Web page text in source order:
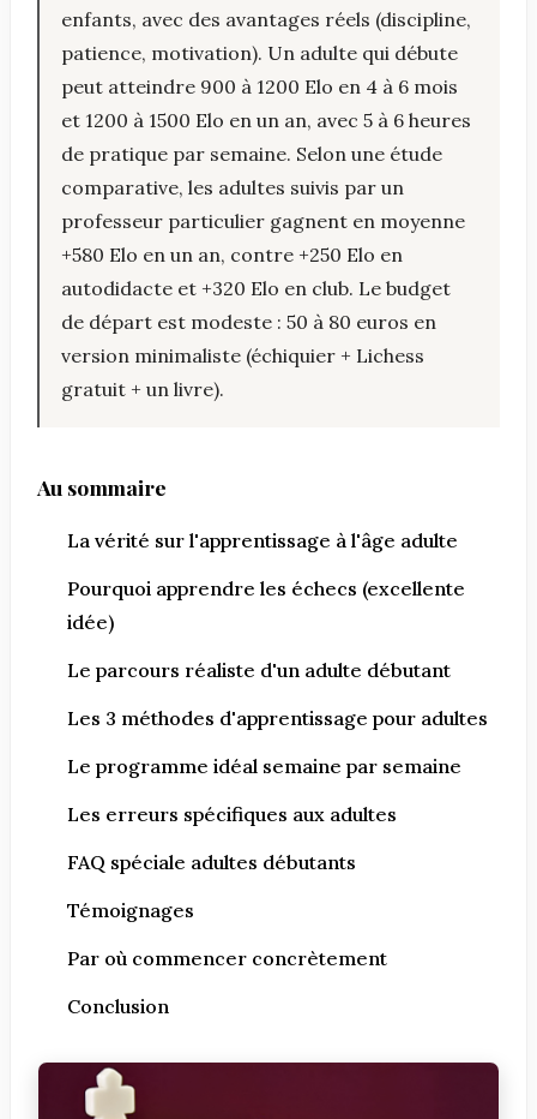
enfants, avec des avantages réels (discipline,
patience, motivation). Un adulte qui débute
peut atteindre 900 à 1200 Elo en 4 à 6 mois
et 1200 à 1500 Elo en un an, avec 5 à 6 heures
de pratique par semaine. Selon une étude
comparative, les adultes suivis par un
professeur particulier gagnent en moyenne
+580 Elo en un an, contre +250 Elo en
autodidacte et +320 Elo en club. Le budget
de départ est modeste : 50 à 80 euros en
version minimaliste (échiquier + Lichess
gratuit + un livre).
Au sommaire
La vérité sur l'apprentissage à l'âge adulte
Pourquoi apprendre les échecs (excellente
idée)
Le parcours réaliste d'un adulte débutant
Les 3 méthodes d'apprentissage pour adultes
Le programme idéal semaine par semaine
Les erreurs spécifiques aux adultes
FAQ spéciale adultes débutants
Témoignages
Par où commencer concrètement
Conclusion